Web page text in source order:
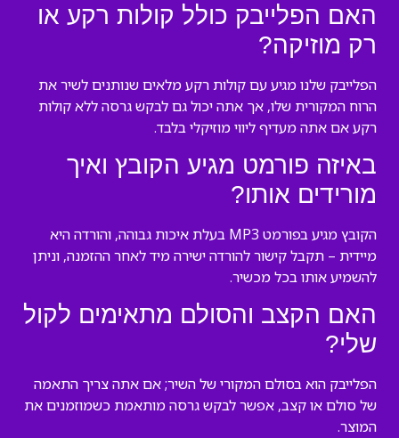
האם הפלייבק כולל קולות רקע או
רק מוזיקה?
הפלייבק שלנו מגיע עם קולות רקע מלאים שנותנים לשיר את
הרוח המקורית שלו, אך אתה יכול גם לבקש גרסה ללא קולות
רקע אם אתה מעדיף ליווי מוזיקלי בלבד.
באיזה פורמט מגיע הקובץ ואיך
מורידים אותו?
הקובץ מגיע בפורמט MP3 בעלת איכות גבוהה, והורדה היא
מיידית – תקבל קישור להורדה ישירה מיד לאחר ההזמנה, וניתן
להשמיע אותו בכל מכשיר.
האם הקצב והסולם מתאימים לקול
שלי?
הפלייבק הוא בסולם המקורי של השיר; אם אתה צריך התאמה
של סולם או קצב, אפשר לבקש גרסה מותאמת כשמוזמנים את
המוצר.